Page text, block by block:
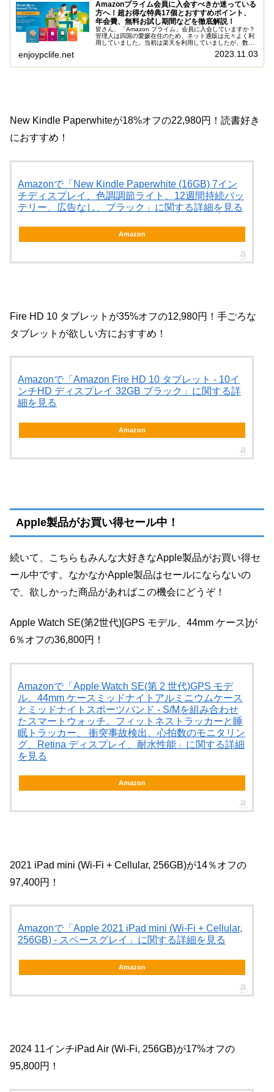
Amazonプライム会員に入会すべきか迷っている
方へ！超お得な特典17個とおすすめポイント、
年会費、無料お試し期間などを徹底解説！
皆さん、「Amazon プライム」会員に入会していますか？
管理人は四国の愛媛在住のため、ネット通販は元々よく利
用していました。当初は楽天を利用していましたが、数年
enjoypclife.net 2023.11.03
New Kindle Paperwhiteが18%オフの22,980円！読書好き
におすすめ！
Amazonで「New Kindle Paperwhite (16GB) 7イン
チディスプレイ、色調調節ライト、12週間持続バッ
テリー、広告なし、ブラック」に関する詳細を見る
Amazon
Fire HD 10 タブレットが35%オフの12,980円！手ごろな
タブレットが欲しい方におすすめ！
Amazonで「Amazon Fire HD 10 タブレット - 10イ
ンチHD ディスプレイ 32GB ブラック」に関する詳
細を見る
Amazon
Apple製品がお買い得セール中！
続いて、こちらもみんな大好きなApple製品がお買い得セ
ール中です。なかなかApple製品はセールにならないの
で、欲しかった商品があればこの機会にどうぞ！
Apple Watch SE(第2世代)[GPS モデル、44mm ケース]が
6％オフの36,800円！
Amazonで「Apple Watch SE(第 2 世代)GPS モデ
ル、44mm ケースミッドナイトアルミニウムケース
とミッドナイトスポーツバンド - S/Mを組み合わせ
たスマートウォッチ。フィットネストラッカーと睡
眠トラッカー、 衝突事故検出、心拍数のモニタリン
グ、Retina ディスプレイ、耐水性能」に関する詳細
を見る
Amazon
2021 iPad mini (Wi-Fi + Cellular, 256GB)が14％オフの
97,400円！
Amazonで「Apple 2021 iPad mini (Wi-Fi + Cellular,
256GB) - スペースグレイ」に関する詳細を見る
Amazon
2024 11インチiPad Air (Wi-Fi, 256GB)が17%オフの
95,800円！